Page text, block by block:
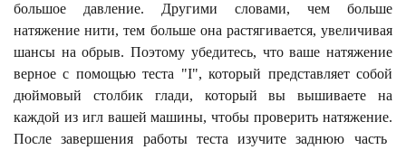
большое давление. Другими словами, чем больше
натяжение нити, тем больше она растягивается, увеличивая
шансы на обрыв. Поэтому убедитесь, что ваше натяжение
верное с помощью теста "I", который представляет собой
дюймовый столбик глади, который вы вышиваете на
каждой из игл вашей машины, чтобы проверить натяжение.
После завершения работы теста изучите заднюю часть